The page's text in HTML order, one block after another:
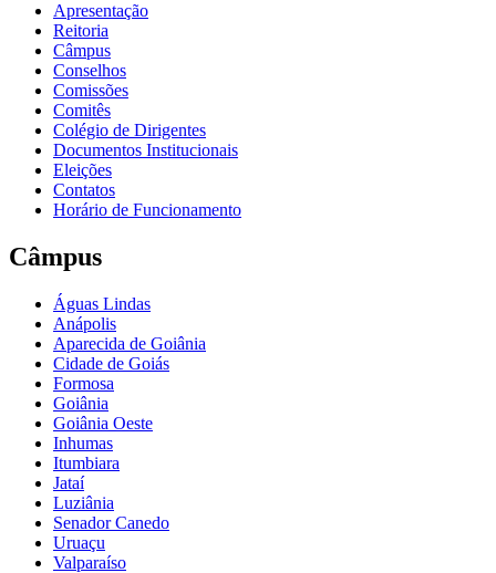
Apresentação
Reitoria
Câmpus
Conselhos
Comissões
Comitês
Colégio de Dirigentes
Documentos Institucionais
Eleições
Contatos
Horário de Funcionamento
Câmpus
Águas Lindas
Anápolis
Aparecida de Goiânia
Cidade de Goiás
Formosa
Goiânia
Goiânia Oeste
Inhumas
Itumbiara
Jataí
Luziânia
Senador Canedo
Uruaçu
Valparaíso